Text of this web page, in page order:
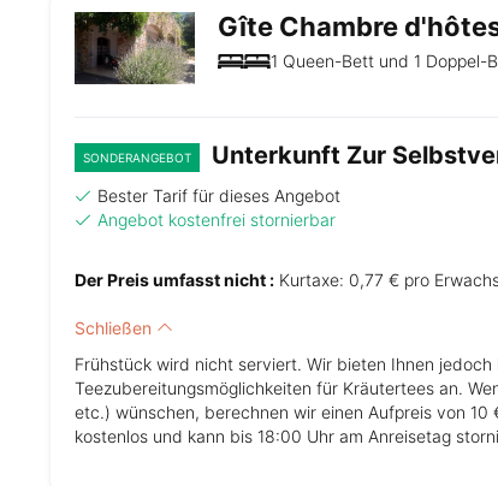
Gîte Chambre
1 Queen-Bett und 1
SONDERANGEBOT Unterkunft Zur
Bester Tarif für dieses Angebot
Angebot kostenfrei stornierbar
Der Preis umfasst nicht : Kurtaxe: 0,77 € pro
Schließen
Frühstück wird nicht serviert. Wir bieten Ihnen jedoch
Teezubereitungsmöglichkeiten für Kräutertees an.
etc.) wünschen, berechnen wir einen Aufpreis von
kostenlos und kann bis 18:00 Uhr am Anreisetag